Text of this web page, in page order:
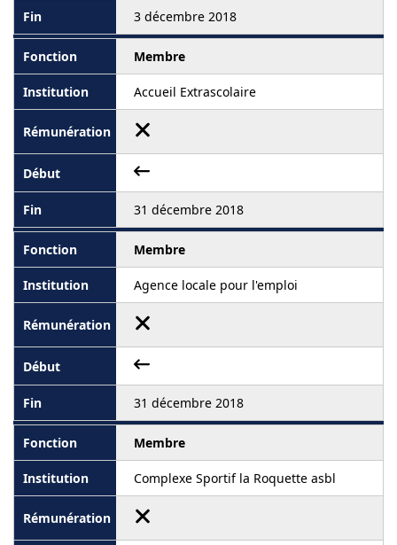
3 décembre 2018
Membre
Accueil Extrascolaire
31 décembre 2018
Membre
Agence locale pour l'emploi
31 décembre 2018
Membre
Complexe Sportif la Roquette asbl